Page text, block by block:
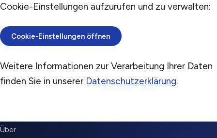
Cookie-Einstellungen aufzurufen und zu verwalten:
Cookie-Einstellungen öffnen
Weitere Informationen zur Verarbeitung Ihrer Daten
finden Sie in unserer Datenschutzerklärung.
SUBMENU
Über